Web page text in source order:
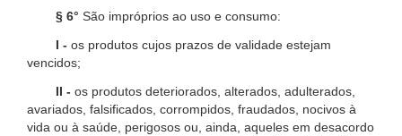
§ 6° São impróprios ao uso e consumo:
I - os produtos cujos prazos de validade estejam
vencidos;
II - os produtos deteriorados, alterados, adulterados,
avariados, falsificados, corrompidos, fraudados, nocivos à
vida ou à saúde, perigosos ou, ainda, aqueles em desacordo